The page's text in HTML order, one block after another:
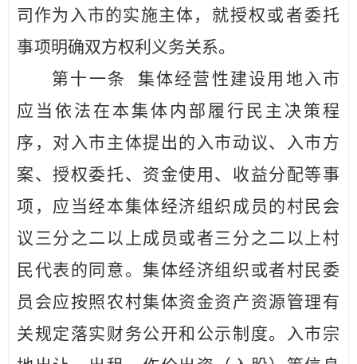
司作为入市的实施主体， 就授权或者委托
事项明确双方权利义务关系。
第十一条
集体经营性建设用地入市
应当依法在本集体内部 履行民主决策程
序，对入市主体提出的入市动议、入市方
案、授权委托、资金使用、收益分配等事
项，应当经本集体经济组织成员的村民会
议三分之二以上成员或者三分之二以上村
民代表的同意。集体经济组织或者村民委
员会应按照农村集体资金资产资源管理有
关规定落实财务公开和公示制度。入市宗